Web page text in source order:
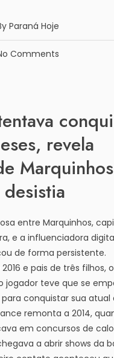
Paraná Hoje
Comments
revela
desistia
entre Marquinhos,
e a influenciadora
de forma persistente.
e pais de três filhos,
jogador teve que se
conquistar sua atual
remonta a 2014,
em concursos de
a abrir shows da